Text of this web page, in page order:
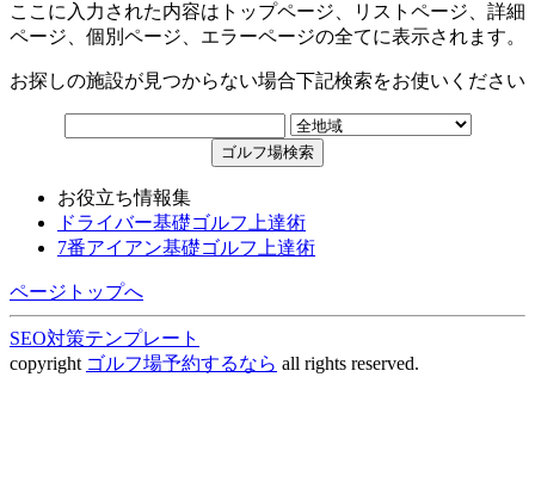
ここに入力された内容はトップページ、リストページ、詳細
ページ、個別ページ、エラーページの全てに表示されます。
お探しの施設が見つからない場合下記検索をお使いください
お役立ち情報集
ドライバー基礎ゴルフ上達術
7番アイアン基礎ゴルフ上達術
ページトップへ
SEO対策テンプレート
copyright ゴルフ場予約するなら all rights reserved.